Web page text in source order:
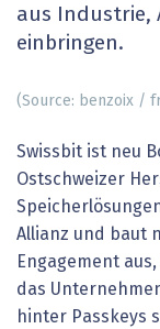
aus Industrie,
einbringen.
(Source: benzoix /
Swissbit ist neu
Ostschweizer
Allianz und baut
Engagement
das
hinter Passkeys